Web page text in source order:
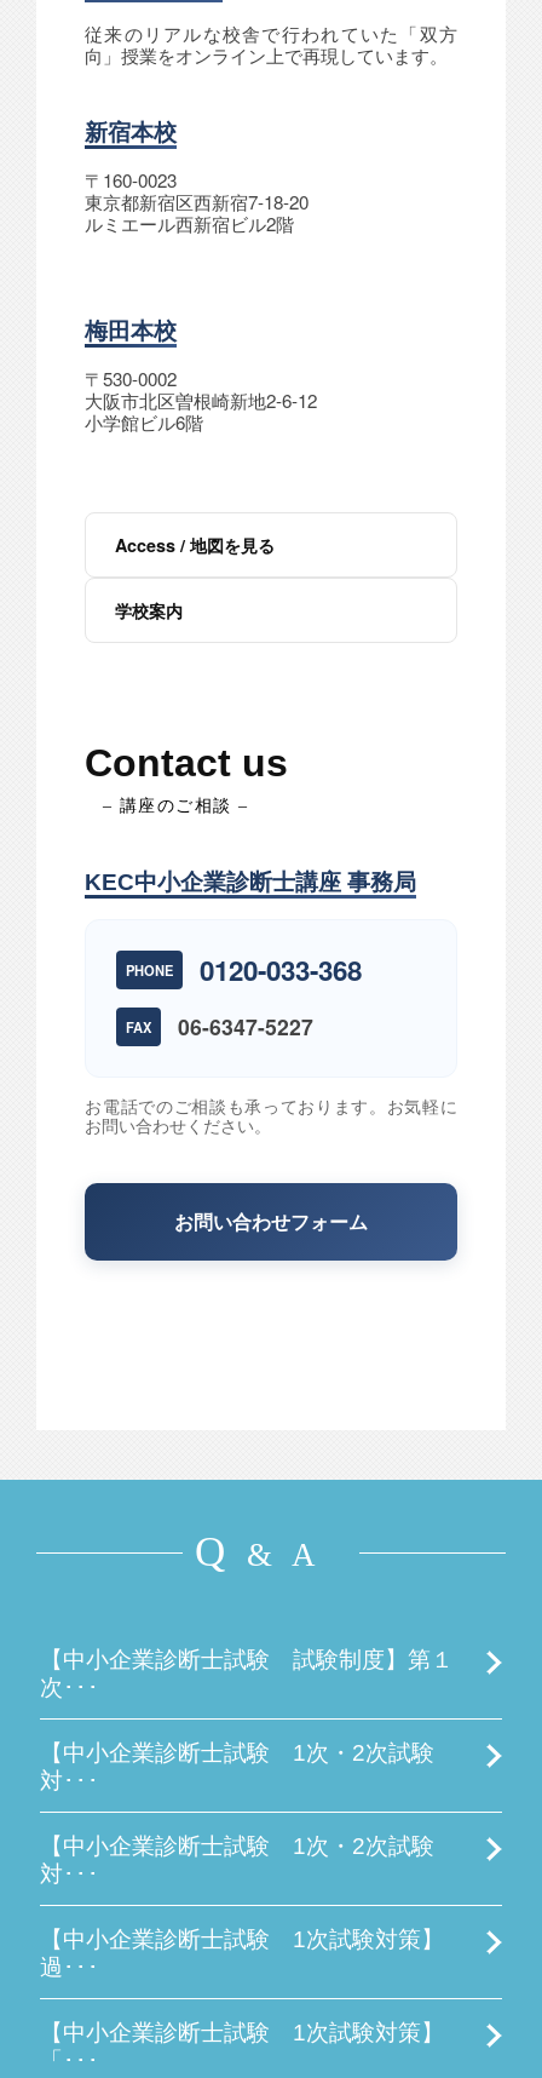
従来のリアルな校舎で行われていた「双方
向」授業をオンライン上で再現しています。
新宿本校
〒160-0023
東京都新宿区西新宿7-18-20
ルミエール西新宿ビル2階
梅田本校
〒530-0002
大阪市北区曽根崎新地2-6-12
小学館ビル6階
Access / 地図を見る
学校案内
Contact us
– 講座のご相談 –
KEC中小企業診断士講座 事務局
PHONE 0120-033-368
FAX 06-6347-5227
お電話でのご相談も承っております。お気軽に
お問い合わせください。
お問い合わせフォーム
Q & A
【中小企業診断士試験 試験制度】第１
次･･･
【中小企業診断士試験 1次・2次試験
対･･･
【中小企業診断士試験 1次・2次試験
対･･･
【中小企業診断士試験 1次試験対策】
過･･･
【中小企業診断士試験 1次試験対策】
「･･･